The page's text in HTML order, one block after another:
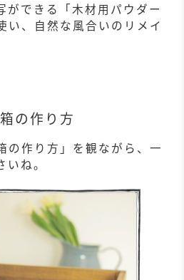
ができる「木材用パウダー
い、自然な風合いのリメイ
の作り方
の作り方」を観ながら、一
ね。